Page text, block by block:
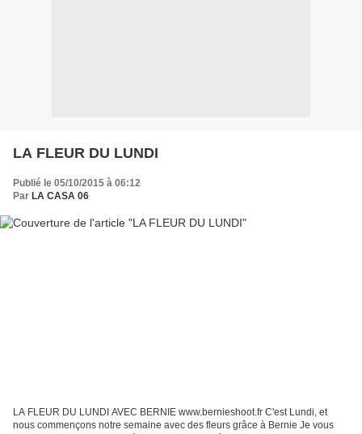
LA FLEUR DU LUNDI
Publié le 05/10/2015 à 06:12
Par LA CASA 06
LA FLEUR DU LUNDI AVEC BERNIE www.bernieshoot.fr C'est Lundi, et
nous commençons notre semaine avec des fleurs grâce à Bernie Je vous